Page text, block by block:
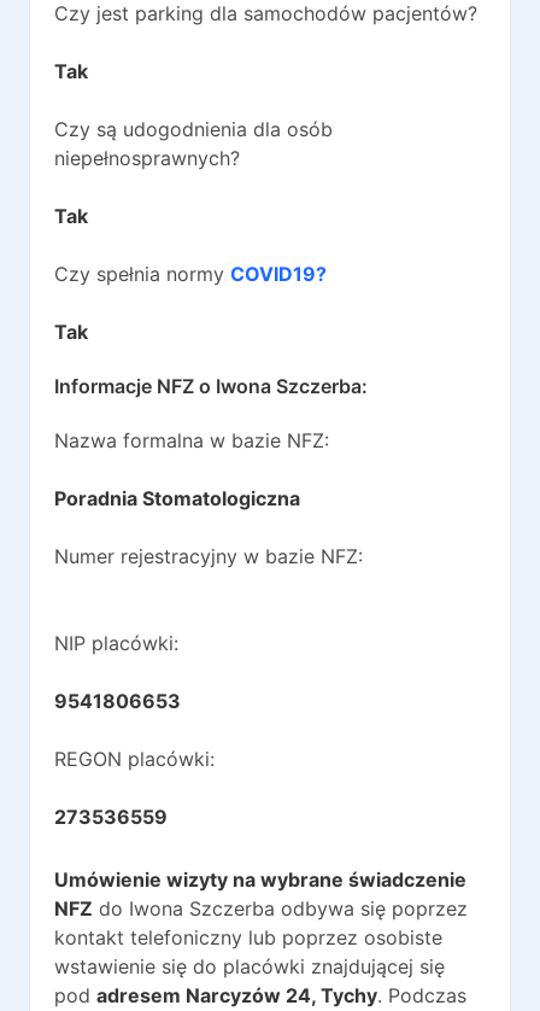
Czy jest parking dla samochodów pacjentów?
Tak
Czy są udogodnienia dla osób
niepełnosprawnych?
Tak
Czy spełnia normy COVID19?
Tak
Informacje NFZ o Iwona Szczerba:
Nazwa formalna w bazie NFZ:
Poradnia Stomatologiczna
Numer rejestracyjny w bazie NFZ:
NIP placówki:
9541806653
REGON placówki:
273536559
Umówienie wizyty na wybrane świadczenie
NFZ do Iwona Szczerba odbywa się poprzez
kontakt telefoniczny lub poprzez osobiste
wstawienie się do placówki znajdującej się
pod adresem Narcyzów 24, Tychy. Podczas